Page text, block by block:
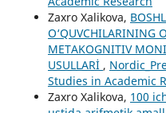
Zaxro Xalikova,
O‘QUVCHILARINING
METAKOGNITIV
USULLARİ ,
Studies in Academic
Zaxro Xalikova, 100